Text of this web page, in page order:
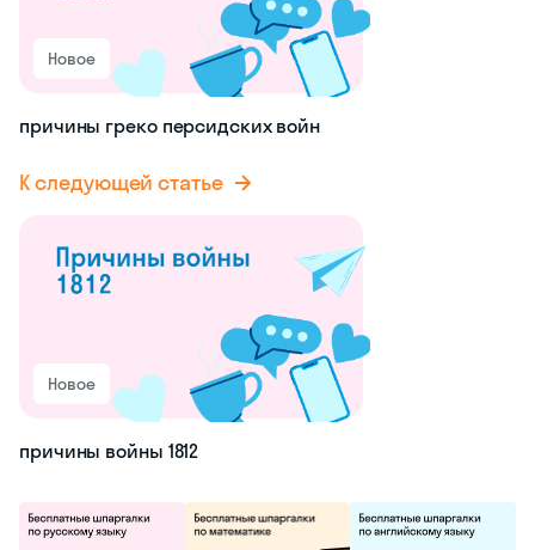
Новое
причины греко персидских войн
К следующей статье
Новое
причины войны 1812